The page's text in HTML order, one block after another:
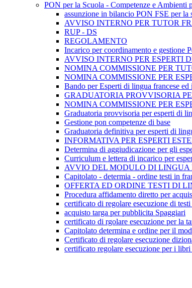
PON per la Scuola - Competenze e Ambienti
assunzione in bilancio PON FSE per la
AVVISO INTERNO PER TUTOR
RUP - DS
REGOLAMENTO
Incarico per coordinamento e gestione
AVVISO INTERNO PER ESPERTI
NOMINA COMMISSIONE PER
NOMINA COMMISSIONE PER
Bando per Esperti di lingua francese
GRADUATORIA PROVVISORIA
NOMINA COMMISSIONE PER
Graduatoria provvisoria per esperti di
Gestione pon competenze di base
Graduatoria definitiva per esperti di
INFORMATIVA PER ESPERTI
Determina di aggiudicazione per gli
Curriculum e lettera di incarico per
AVVIO DEL MODULO DI LINGUA
Capitolato - determia - ordine testi in
OFFERTA ED ORDINE TESTI DI
Procedura affidamento diretto per
certificato di regolare esecuzione di testi
acquisto targa per pubblicita Spaggiari
certificato di rgolare esecuzione per la
Capitolato determina e ordine per il
Certificato di regolare esecuzione
certificato regolare esecuzione per i libri